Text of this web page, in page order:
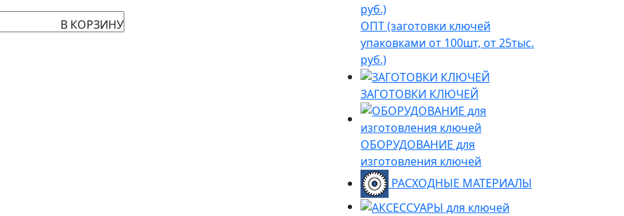
В КОРЗИНУ
ОПТ (заготовки ключей
упаковками от 100шт, от 25тыс.
руб.)
ЗАГОТОВКИ КЛЮЧЕЙ
ОБОРУДОВАНИЕ для
изготовления ключей
РАСХОДНЫЕ МАТЕРИАЛЫ